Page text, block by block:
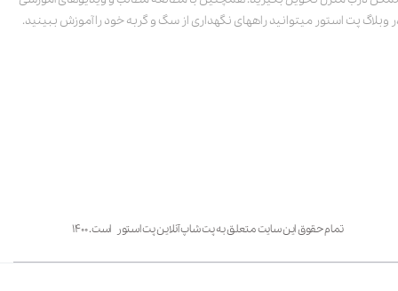
وبلاگ پت استور میتوانید راههای نگهداری از سگ و گربه خود را آموزش ببینید.
تمام حقوق این سایت متعلق به پت شاپ آنلاین پت استور است. ۱۴۰۰